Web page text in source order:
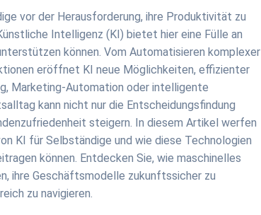
vor der Herausforderung, ihre Produktivität zu
Intelligenz (KI) bietet hier eine Fülle an
können. Vom Automatisieren komplexer
eröffnet KI neue Möglichkeiten, effizienter
Marketing-Automation oder intelligente
kann nicht nur die Entscheidungsfindung
steigern. In diesem Artikel werfen
KI für Selbständige und wie diese Technologien
können. Entdecken Sie, wie maschinelles
ihre Geschäftsmodelle zukunftssicher zu
zu navigieren.